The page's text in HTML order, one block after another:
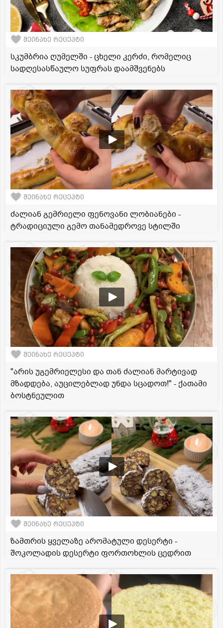
შეინახე რეცეპტი
სკუმბრია ღუმელში - ცხელი კერძი, რომელიც
სადღესასწაულო სუფრას დაამშვენებს
შეინახე რეცეპტი
ძალიან გემრიელი ფენოვანი ლობიანები -
ტრადიციული გემო თანამედროვე სტილში
შეინახე რეცეპტი
"არის უგემრიელესი და თან ძალიან მარტივად
მზადდება, აუცილებლად უნდა სცადოთ!" - ქათამი
ბოსტნეულით
შეინახე რეცეპტი
ზამთრის ყველაზე არომატული დესერტი -
შოკოლადის დესერტი ფორთოხლის ცედრით